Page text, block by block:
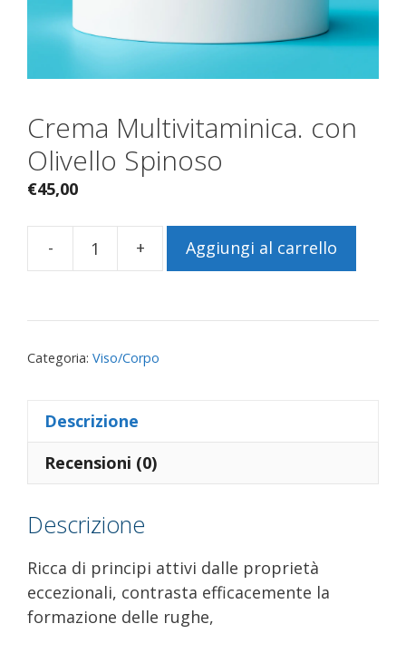
Crema Multivitaminica. con
Olivello Spinoso
€45,00
-
Crema
+ Aggiungi al carrello
Categoria: Viso/Corpo
Descrizione
Recensioni (0)
Descrizione
Ricca di principi attivi dalle proprietà
eccezionali, contrasta efficacemente la
formazione delle rughe,